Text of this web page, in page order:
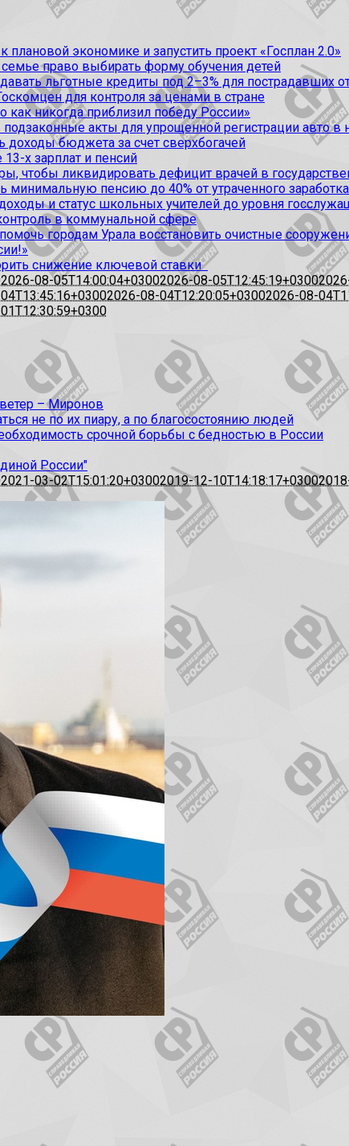
плановой экономике и запустить проект «Госплан 2.0»
право выбирать форму обучения детей
льготные кредиты под 2–3% для пострадавших
для контроля за ценами в стране
никогда приблизил победу России»
акты для упрощенной регистрации авто в
доходы бюджета за счет сверхбогачей
х зарплат и пенсий
чтобы ликвидировать дефицит врачей в
минимальную пенсию до 40% от утраченного заработка
и статус школьных учителей до уровня
в коммунальной сфере
городам Урала восстановить очистные
снижение ключевой ставки
2026-08-05T14:00:04+03002026-08-05T12:45:19+0300
2026-08-04T12:20:05+03002026-08-
– Миронов
не по их пиару, а по благосостоянию людей
срочной борьбы с бедностью в России
России"
2021-03-02T15:01:20+03002019-12-10T14:18:17+0300